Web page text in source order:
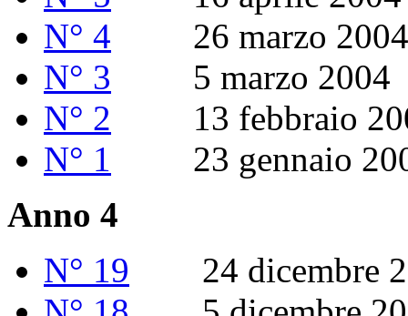
N° 4 26 marzo 2004
N° 3 5 marzo 2004
N° 2 13 febbraio
N° 1 23 gennaio
Anno 4
N° 19 24 dicembre